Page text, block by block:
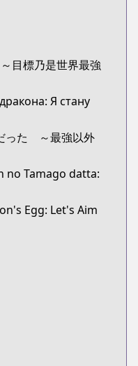
目標乃是世界最強
Я стану
った ～最強以外
no Tamago datta:
Egg: Let's Aim